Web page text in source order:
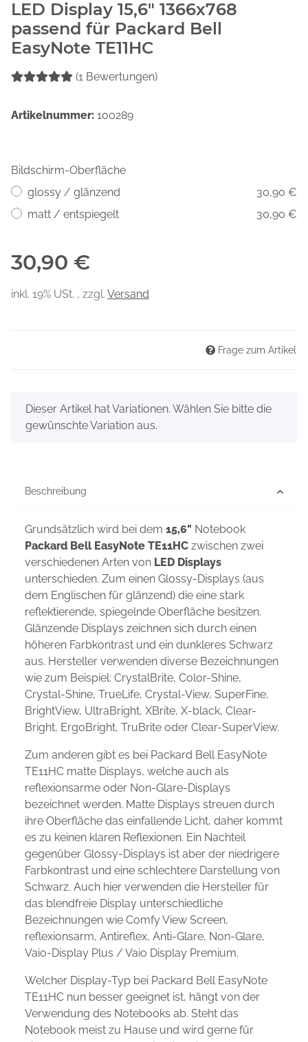
LED Display 15,6" 1366x768
passend für Packard Bell
EasyNote TE11HC
(1 Bewertungen)
Artikelnummer: 100289
Bildschirm-Oberfläche
glossy / glänzend
30,90 €
matt / entspiegelt
30,90 €
30,90 €
inkl. 19% USt. , zzgl. Versand
Frage zum Artikel
x
Dieser Artikel hat Variationen. Wählen Sie bitte die
gewünschte Variation aus.
Beschreibung
Grundsätzlich wird bei dem 15,6" Notebook
Packard Bell EasyNote TE11HC zwischen zwei
verschiedenen Arten von LED Displays
unterschieden. Zum einen Glossy-Displays (aus
dem Englischen für glänzend) die eine stark
reflektierende, spiegelnde Oberfläche besitzen.
Glänzende Displays zeichnen sich durch einen
höheren Farbkontrast und ein dunkleres Schwarz
aus. Hersteller verwenden diverse Bezeichnungen
wie zum Beispiel: CrystalBrite, Color-Shine,
Crystal-Shine, TrueLife, Crystal-View, SuperFine,
BrightView, UltraBright, XBrite, X-black, Clear-
Bright, ErgoBright, TruBrite oder Clear-SuperView.
Zum anderen gibt es bei Packard Bell EasyNote
TE11HC matte Displays, welche auch als
reflexionsarme oder Non-Glare-Displays
bezeichnet werden. Matte Displays streuen durch
ihre Oberfläche das einfallende Licht, daher kommt
es zu keinen klaren Reflexionen. Ein Nachteil
gegenüber Glossy-Displays ist aber der niedrigere
Farbkontrast und eine schlechtere Darstellung von
Schwarz. Auch hier verwenden die Hersteller für
das blendfreie Display unterschiedliche
Bezeichnungen wie Comfy View Screen,
reflexionsarm, Antireflex, Anti-Glare, Non-Glare,
Vaio-Display Plus / Vaio Display Premium.
Welcher Display-Typ bei Packard Bell EasyNote
TE11HC nun besser geeignet ist, hängt von der
Verwendung des Notebooks ab. Steht das
Notebook meist zu Hause und wird gerne für